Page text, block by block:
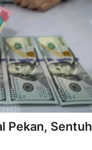
Pekan, Sentuh